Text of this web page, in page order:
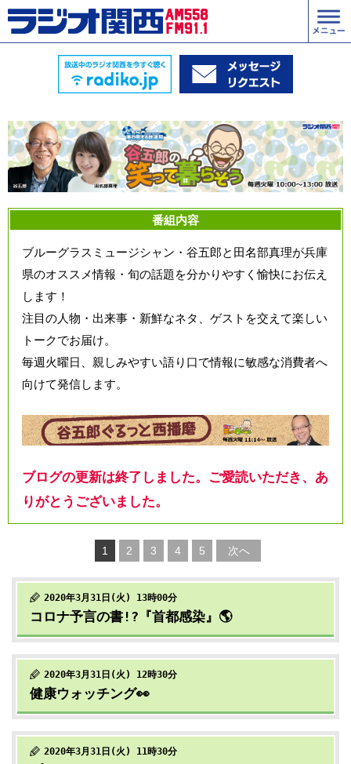
番組内容
ブルーグラスミュージシャン・谷五郎と田名部真理が兵庫
県のオススメ情報・旬の話題を分かりやすく愉快にお伝え
します！
注目の人物・出来事・新鮮なネタ、ゲストを交えて楽しい
トークでお届け。
毎週火曜日、親しみやすい語り口で情報に敏感な消費者へ
向けて発信します。
ブログの更新は終了しました。ご愛読いただき、あ
りがとうございました。
1 2 3 4 5 次へ
2020年3月31日(火) 13時00分
コロナ予言の書!?『首都感染』🌎
2020年3月31日(火) 12時30分
健康ウォッチング👀
2020年3月31日(火) 11時30分